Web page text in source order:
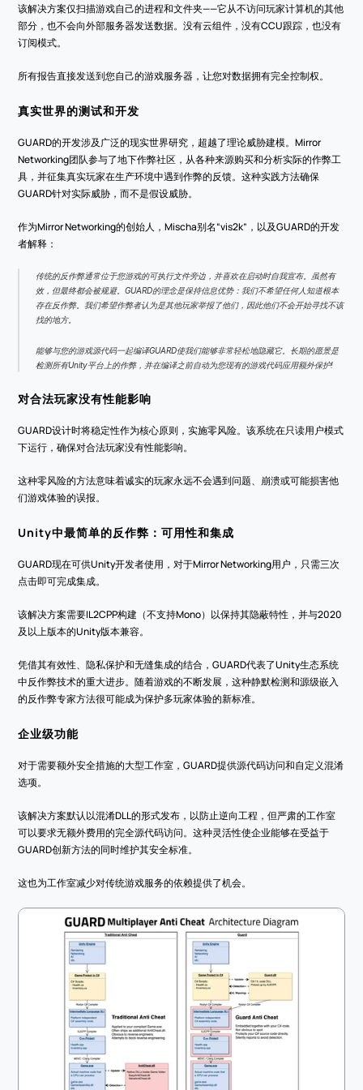
该解决方案仅扫描游戏自己的进程和文件夹——它从不访问玩家计算机的其他
部分，也不会向外部服务器发送数据。没有云组件，没有CCU跟踪，也没有
订阅模式。
所有报告直接发送到您自己的游戏服务器，让您对数据拥有完全控制权。
真实世界的测试和开发
GUARD的开发涉及广泛的现实世界研究，超越了理论威胁建模。Mirror
Networking团队参与了地下作弊社区，从各种来源购买和分析实际的作弊工
具，并征集真实玩家在生产环境中遇到作弊的反馈。这种实践方法确保
GUARD针对实际威胁，而不是假设威胁。
作为Mirror Networking的创始人，Mischa别名“vis2k”，以及GUARD的开发
者解释：
传统的反作弊通常位于您游戏的可执行文件旁边，并喜欢在启动时自我宣布。虽然有
效，但最终都会被规避。GUARD的理念是保持信息优势：我们不希望任何人知道根本
存在反作弊。我们希望作弊者认为是其他玩家举报了他们，因此他们不会开始寻找不该
找的地方。
能够与您的游戏源代码一起编译GUARD使我们能够非常轻松地隐藏它。长期的愿景是
检测所有Unity平台上的作弊，并在编译之前自动为您现有的游戏代码应用额外保护!
对合法玩家没有性能影响
GUARD设计时将稳定性作为核心原则，实施零风险。该系统在只读用户模式
下运行，确保对合法玩家没有性能影响。
这种零风险的方法意味着诚实的玩家永远不会遇到问题、崩溃或可能损害他
们游戏体验的误报。
Unity中最简单的反作弊：可用性和集成
GUARD现在可供Unity开发者使用，对于Mirror Networking用户，只需三次
点击即可完成集成。
该解决方案需要IL2CPP构建（不支持Mono）以保持其隐蔽特性，并与2020
及以上版本的Unity版本兼容。
凭借其有效性、隐私保护和无缝集成的结合，GUARD代表了Unity生态系统
中反作弊技术的重大进步。随着游戏的不断发展，这种静默检测和源级嵌入
的反作弊专家方法很可能成为保护多玩家体验的新标准。
企业级功能
对于需要额外安全措施的大型工作室，GUARD提供源代码访问和自定义混淆
选项。
该解决方案默认以混淆DLL的形式发布，以防止逆向工程，但严肃的工作室
可以要求无额外费用的完全源代码访问。这种灵活性使企业能够在受益于
GUARD创新方法的同时维护其安全标准。
这也为工作室减少对传统游戏服务的依赖提供了机会。